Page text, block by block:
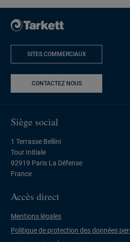
SITES COMMERCIAUX
CONTACTEZ NOUS
Siège social
1 Terrasse Bellini
Tour Initiale
92919 Paris La Défense
France
Accès direct
Mentions légales
Politique de protection des données